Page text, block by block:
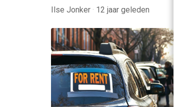
Ilse Jonker · 12 jaar geleden